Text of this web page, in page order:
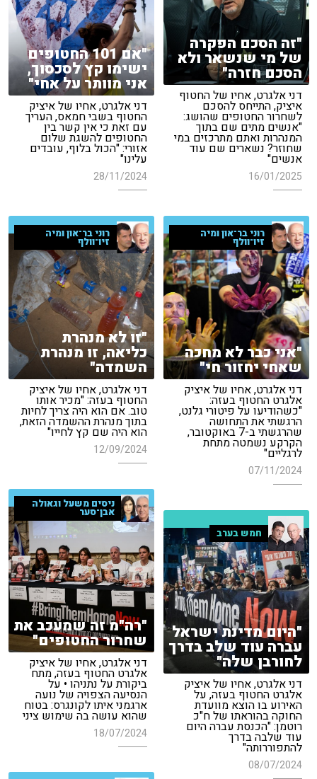
"זה הסכם הפקרה
של מי שנשאר ולא
הסכם חזרה"
דני אלגרט, אחיו של החטוף
איציק, התייחס להסכם
לשחרור החטופים שהושג:
"אנשים מתים שם בתוך
המנהרות ואתם מתרכזים במי
שחוזר? נשארים שם עוד
אנשים"
16/01/2025
"אם 101 החטופים
ישימו קץ לסכסוך,
אני מוותר על אחי"
דני אלגרט, אחיו של איציק
החטוף בשבי חמאס, העריך
עם זאת כי אין קשר בין
החטופים להשגת שלום
אזורי: "הכול בלוף, עובדים
עלינו"
28/11/2024
רוני בר־און ומיה
זיו־וולף
"אני כבר לא מחכה
שאחי יחזור חי"
דני אלגרט, אחיו של איציק
אלגרט החטוף בעזה:
"כשהודיעו על פיטורי גלנט,
הרגשתי את התחושה
שהרגשתי ב-7 באוקטובר,
הקרקע נשמטה מתחת
לרגליים"
07/11/2024
רוני בר־און ומיה
זיו־וולף
"זו לא מנהרת
כליאה, זו מנהרת
השמדה"
דני אלגרט, אחיו של איציק
החטוף בעזה: "מכיר אותו
טוב. אם הוא היה צריך לחיות
בתוך מנהרת ההשמדה הזאת,
הוא היה שם קץ לחייו"
12/09/2024
ניסים משעל וגאולה
אבן־סער
"רה"מ זה שמעכב את
שחרור החטופים"
דני אלגרט, אחיו של איציק
אלגרט החטוף בעזה, מתח
ביקורת על נתניהו • על
הנסיעה הצפויה של נועה
ארגמני איתו לקונגרס: בטוח
שהוא עושה בה שימוש ציני
18/07/2024
חמש בערב
"היום מדינת ישראל
עברה עוד שלב בדרך
לחורבן שלה"
דני אלגרט, אחיו של איציק
אלגרט החטוף בעזה, על
האירוע בו הוצא מוועדת
החוקה בהוראתו של ח"כ
רוטמן: "הכנסת עברה היום
עוד שלבה בדרך
להתפוררותה"
08/07/2024